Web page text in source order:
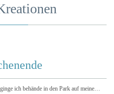
ich behände in den Park auf meine…